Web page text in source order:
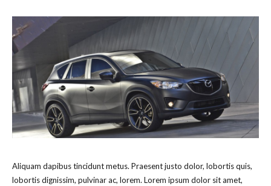
Aliquam dapibus tincidunt metus. Praesent justo dolor, lobortis quis,
lobortis dignissim, pulvinar ac, lorem. Lorem ipsum dolor sit amet,